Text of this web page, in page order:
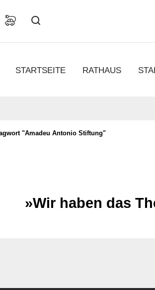
STARTSEITE RATHAUS
"amadeu Antonio Stiftung"
»Wir haben das